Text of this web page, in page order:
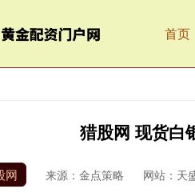
首页
猎股网 现货白
网 来源：金点策略 网站：天